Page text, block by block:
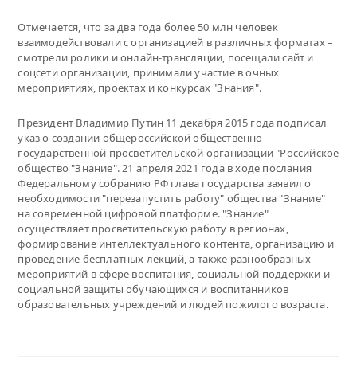
Отмечается, что за два года более 50 млн человек
взаимодействовали с организацией в различных форматах –
смотрели ролики и онлайн-трансляции, посещали сайт и
соцсети организации, принимали участие в очных
мероприятиях, проектах и конкурсах "Знания".
Президент Владимир Путин 11 декабря 2015 года подписал
указ о создании общероссийской общественно-
государственной просветительской организации "Российское
общество "Знание". 21 апреля 2021 года в ходе послания
Федеральному собранию РФ глава государства заявил о
необходимости "перезапустить работу" общества "Знание"
на современной цифровой платформе. "Знание"
осуществляет просветительскую работу в регионах,
формирование интеллектуального контента, организацию и
проведение бесплатных лекций, а также разнообразных
мероприятий в сфере воспитания, социальной поддержки и
социальной защиты обучающихся и воспитанников
образовательных учреждений и людей пожилого возраста.